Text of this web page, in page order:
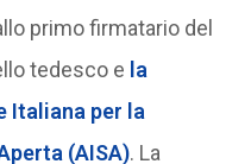
primo firmatario del
tedesco e la
Italiana per la
(AISA). La